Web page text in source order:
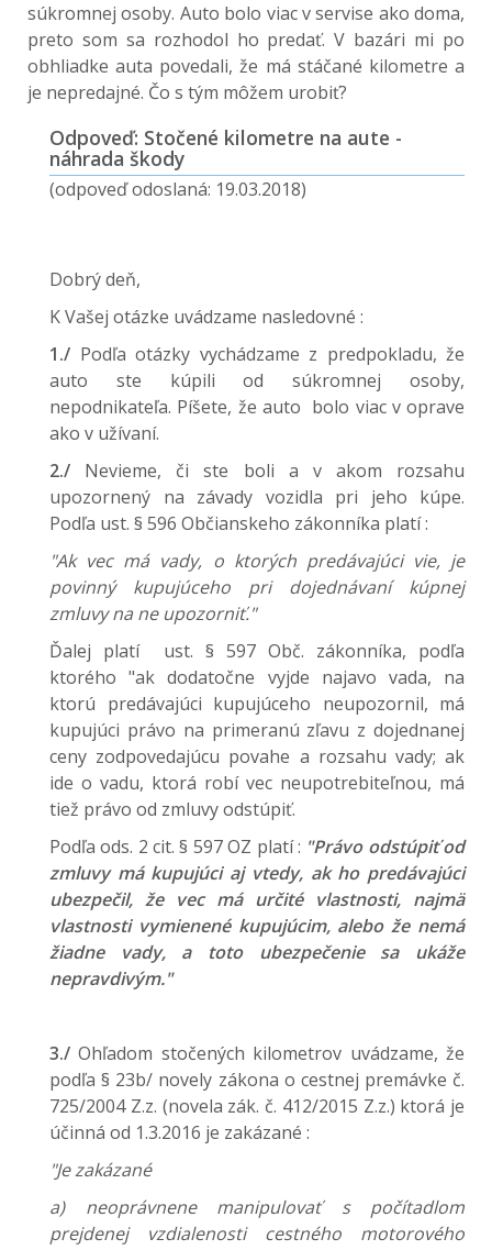
súkromnej osoby. Auto bolo viac v servise ako doma,
preto som sa rozhodol ho predať. V bazári mi po
obhliadke auta povedali, že má stáčané kilometre a
je nepredajné. Čo s tým môžem urobiť?
Odpoveď: Stočené kilometre na aute -
náhrada škody
(odpoveď odoslaná: 19.03.2018)
Dobrý deň,
K Vašej otázke uvádzame nasledovné :
1./ Podľa otázky vychádzame z predpokladu, že
auto ste kúpili od súkromnej osoby,
nepodnikateľa. Píšete, že auto bolo viac v oprave
ako v užívaní.
2./ Nevieme, či ste boli a v akom rozsahu
upozornený na závady vozidla pri jeho kúpe.
Podľa ust. § 596 Občianskeho zákonníka platí :
"Ak vec má vady, o ktorých predávajúci vie, je
povinný kupujúceho pri dojednávaní kúpnej
zmluvy na ne upozorniť."
Ďalej platí
ust. § 597 Obč. zákonníka, podľa
ktorého "ak dodatočne vyjde najavo vada, na
ktorú predávajúci kupujúceho neupozornil, má
kupujúci právo na primeranú zľavu z dojednanej
ceny zodpovedajúcu povahe a rozsahu vady; ak
ide o vadu, ktorá robí vec neupotrebiteľnou, má
tiež právo od zmluvy odstúpiť.
Podľa ods. 2 cit. § 597 OZ platí : "Právo odstúpiť od
zmluvy má kupujúci aj vtedy, ak ho predávajúci
ubezpečil, že vec má určité vlastnosti, najmä
vlastnosti vymienené kupujúcim, alebo že nemá
žiadne vady, a toto ubezpečenie sa ukáže
nepravdivým."
3./ Ohľadom stočených kilometrov uvádzame, že
podľa § 23b/ novely zákona o cestnej premávke č.
725/2004 Z.z. (novela zák. č. 412/2015 Z.z.) ktorá je
účinná od 1.3.2016 je zakázané :
"Je zakázané
a) neoprávnene manipulovať s počítadlom
prejdenej vzdialenosti cestného motorového